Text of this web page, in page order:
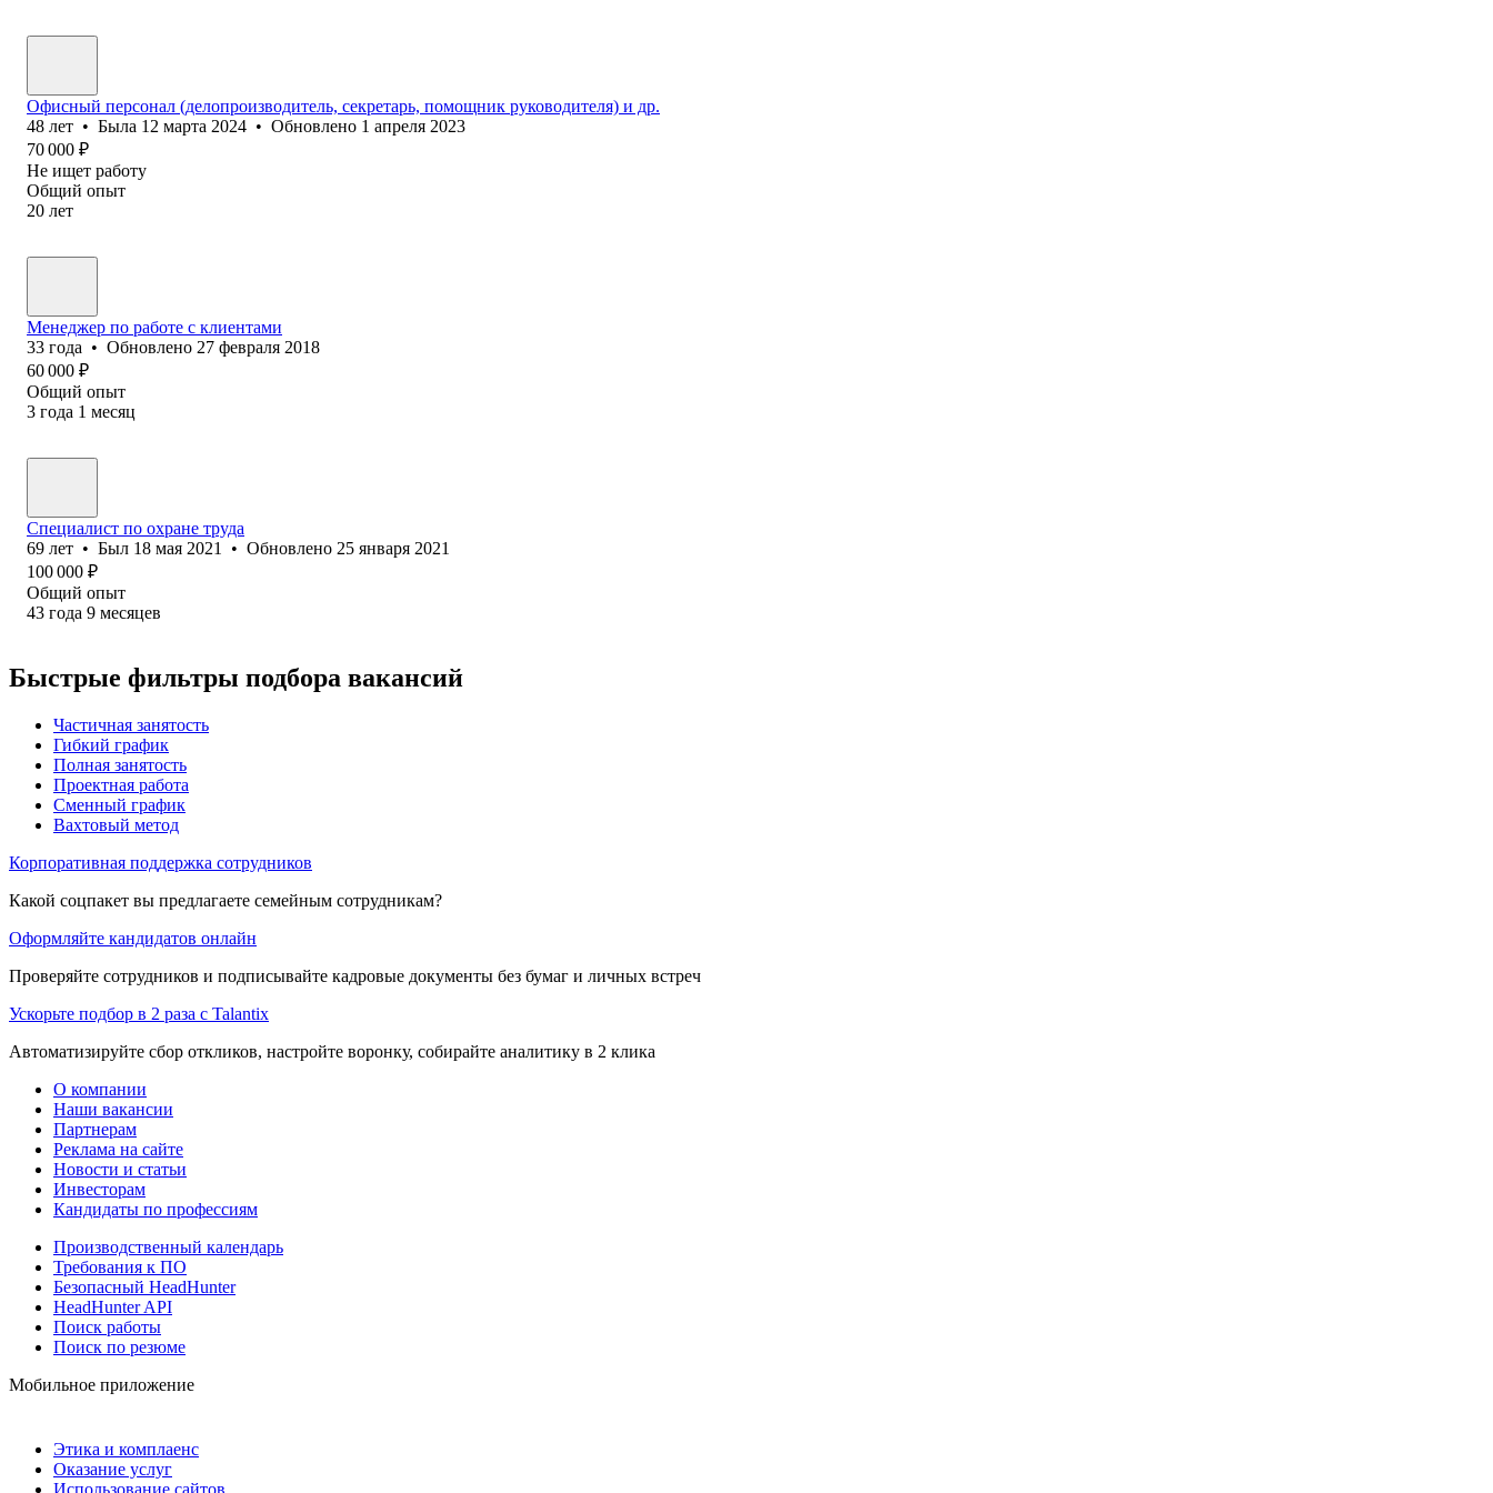
Офисный персонал (делопроизводитель, секретарь, помощник руководителя) и др.
48 лет • Была 12 марта 2024 • Обновлено 1 апреля 2023
70 000 ₽
Не ищет работу
Общий опыт
20 лет
Менеджер по работе с клиентами
33 года • Обновлено 27 февраля 2018
60 000 ₽
Общий опыт
3 года 1 месяц
Специалист по охране труда
69 лет • Был 18 мая 2021 • Обновлено 25 января 2021
100 000 ₽
Общий опыт
43 года 9 месяцев
Быстрые фильтры подбора вакансий
Частичная занятость
Гибкий график
Полная занятость
Проектная работа
Сменный график
Вахтовый метод
Корпоративная поддержка сотрудников
Какой соцпакет вы предлагаете семейным сотрудникам?
Оформляйте кандидатов онлайн
Проверяйте сотрудников и подписывайте кадровые документы без бумаг и личных встреч
Ускорьте подбор в 2 раза с Talantix
Автоматизируйте сбор откликов, настройте воронку, собирайте аналитику в 2 клика
О компании
Наши вакансии
Партнерам
Реклама на сайте
Новости и статьи
Инвесторам
Кандидаты по профессиям
Производственный календарь
Требования к ПО
Безопасный HeadHunter
HeadHunter API
Поиск работы
Поиск по резюме
Мобильное приложение
Этика и комплаенс
Оказание услуг
Использование сайтов